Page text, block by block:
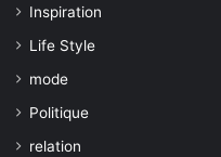
Inspiration
Life Style
mode
Politique
relation